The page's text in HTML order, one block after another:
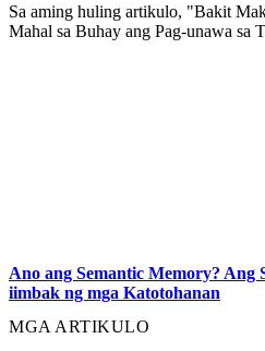
Sa aming huling artikulo, "Bakit
Mahal sa Buhay ang Pag-unawa
Ano ang Semantic Memory? Ang
iimbak ng mga Katotohanan
MGA ARTIKULO